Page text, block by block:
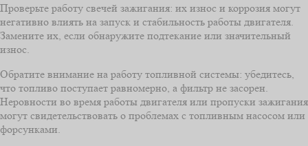
Проверьте работу свечей зажигания: их износ и коррозия могут
негативно влиять на запуск и стабильность работы двигателя.
Замените их, если обнаружите подтекание или значительный
износ.
Обратите внимание на работу топливной системы: убедитесь,
что топливо поступает равномерно, а фильтр не засорен.
Неровности во время работы двигателя или пропуски зажигания
могут свидетельствовать о проблемах с топливным насосом или
форсунками.